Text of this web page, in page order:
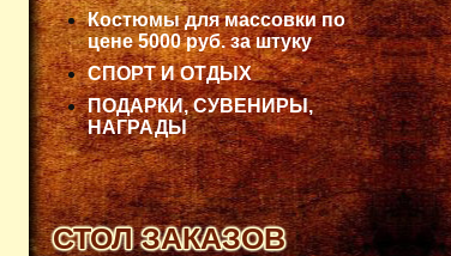
Костюмы для массовки по
цене 5000 руб. за штуку
СПОРТ И ОТДЫХ
ПОДАРКИ, СУВЕНИРЫ,
НАГРАДЫ
СТОЛ ЗАКАЗОВ